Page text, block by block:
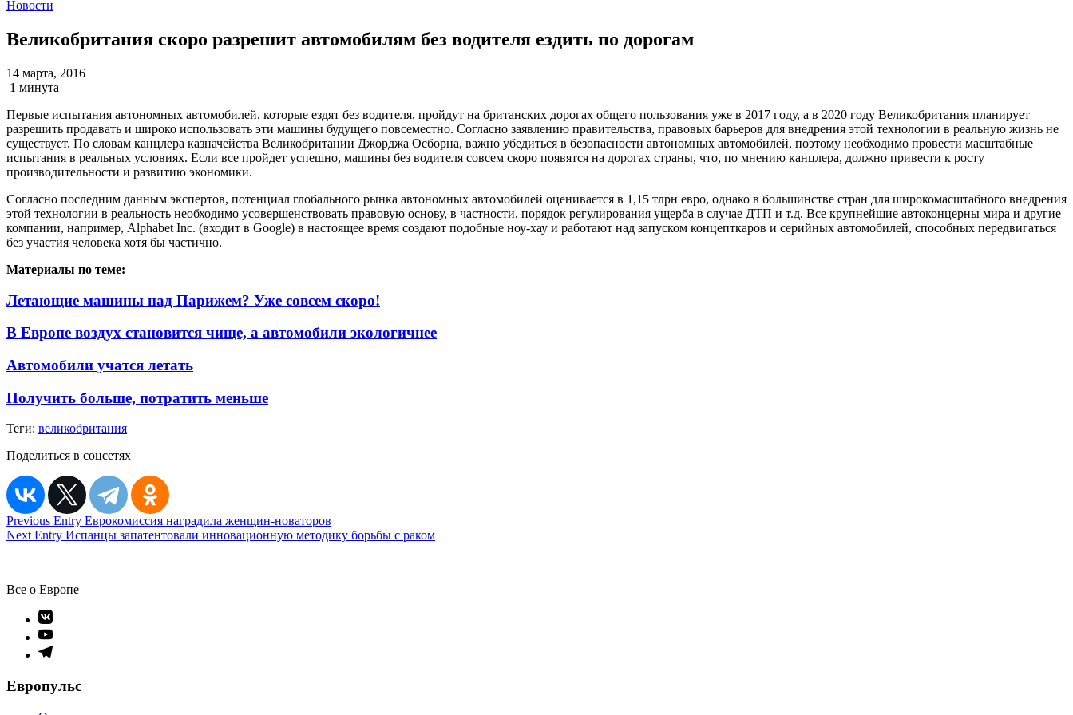
Новости
Великобритания скоро разрешит автомобилям без водителя ездить по дорогам
14 марта, 2016
1 минута
Первые испытания автономных автомобилей, которые ездят без водителя, пройдут на британских дорогах общего пользования уже в 2017 году, а в 2020 году Великобритания планирует
разрешить продавать и широко использовать эти машины будущего повсеместно. Согласно заявлению правительства, правовых барьеров для внедрения этой технологии в реальную жизнь не
существует. По словам канцлера казначейства Великобритании Джорджа Осборна, важно убедиться в безопасности автономных автомобилей, поэтому необходимо провести масштабные
испытания в реальных условиях. Если все пройдет успешно, машины без водителя совсем скоро появятся на дорогах страны, что, по мнению канцлера, должно привести к росту
производительности и развитию экономики.
Согласно последним данным экспертов, потенциал глобального рынка автономных автомобилей оценивается в 1,15 тлрн евро, однако в большинстве стран для широкомасштабного внедрения
этой технологии в реальность необходимо усовершенствовать правовую основу, в частности, порядок регулирования ущерба в случае ДТП и т.д. Все крупнейшие автоконцерны мира и другие
компании, например, Alphabet Inc. (входит в Google) в настоящее время создают подобные ноу-хау и работают над запуском концепткаров и серийных автомобилей, способных передвигаться
без участия человека хотя бы частично.
Материалы по теме:
Летающие машины над Парижем? Уже совсем скоро!
В Европе воздух становится чище, а автомобили экологичнее
Автомобили учатся летать
Получить больше, потратить меньше
Теги: великобритания
Поделиться в соцсетях
Навигация
по
Previous Entry Еврокомиссия наградила женщин-новаторов
Next Entry Испанцы запатентовали инновационную методику борьбы с раком
Все о Европе
Элемент
меню
Элемент
меню
Элемент
Европульс